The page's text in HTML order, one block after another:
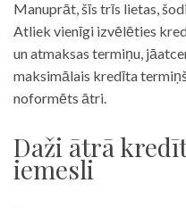
Manuprāt, šīs trīs lietas,
Atliek vienīgi izvēlēties
un atmaksas termiņu,
maksimālais kredīta
noformēts ātri.
Daži ātrā
iemesli